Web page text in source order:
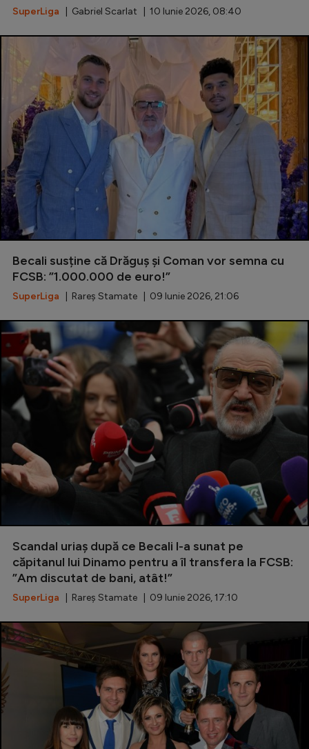
SuperLiga | Gabriel Scarlat | 10 Iunie 2026, 08:40
Becali susține că Drăguș și Coman vor semna cu
FCSB: ”1.000.000 de euro!”
SuperLiga | Rareș Stamate | 09 Iunie 2026, 21:06
Scandal uriaș după ce Becali l-a sunat pe
căpitanul lui Dinamo pentru a îl transfera la FCSB:
”Am discutat de bani, atât!”
SuperLiga | Rareș Stamate | 09 Iunie 2026, 17:10